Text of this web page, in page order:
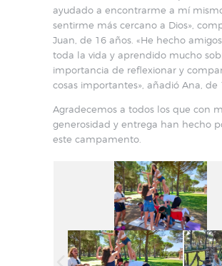
ayudado a encontrarme a mí
sentirme más cercano a Dios»,
Juan, de 16 años. «He hecho
toda la vida y aprendido mucho
importancia de reflexionar y
cosas importantes», añadió Ana, de
Agradecemos a todos los que con
generosidad y entrega han hecho
este campamento.